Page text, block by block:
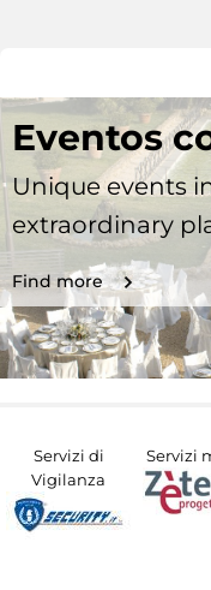
Eventos
Unique events
extraordinary
Find more
Servizi di
Vigilanza
Servizi